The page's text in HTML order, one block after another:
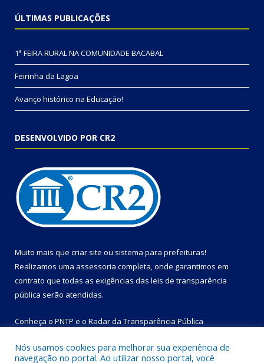
ÚLTIMAS PUBLICAÇÕES
1ª FEIRA RURAL NA COMUNIDADE BACABAL
Feirinha da Lagoa
Avanço histórico na Educação!
DESENVOLVIDO POR CR2
Muito mais que criar site ou sistema para prefeituras!
Realizamos uma assessoria completa, onde garantimos em
contrato que todas as exigências das leis de transparência
pública serão atendidas.
Conheça o PNTP e o Radar da Transparência Pública
Nós usamos cookies para melhorar sua experiência de
navegação no portal. Ao utilizar nosso portal, você